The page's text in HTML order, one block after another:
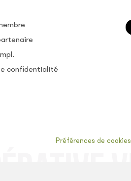
confidentialité
Préférences de cookies